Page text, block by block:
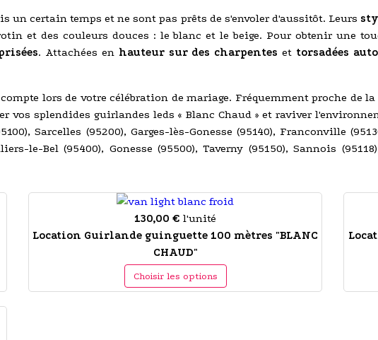
un certain temps et ne sont pas prêts de s'envoler d'aussitôt. Leurs
et des couleurs douces : le blanc et le beige. Pour obtenir une
. Attachées en hauteur sur des charpentes et torsadées
lors de votre célébration de mariage. Fréquemment proche de
vos splendides guirlandes leds « Blanc Chaud » et raviver
Sarcelles (95200), Garges-lès-Gonesse (95140), Franconville
le-Bel (95400), Gonesse (95500), Taverny (95150), Sannois
130,00 € l'unité
Location Guirlande guinguette 100 mètres "BLANC
CHAUD"
Choisir les options